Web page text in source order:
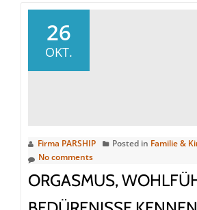
Ex-
26
OKT.
Firma PARSHIP Posted in Familie &
No comments
ORGASMUS,